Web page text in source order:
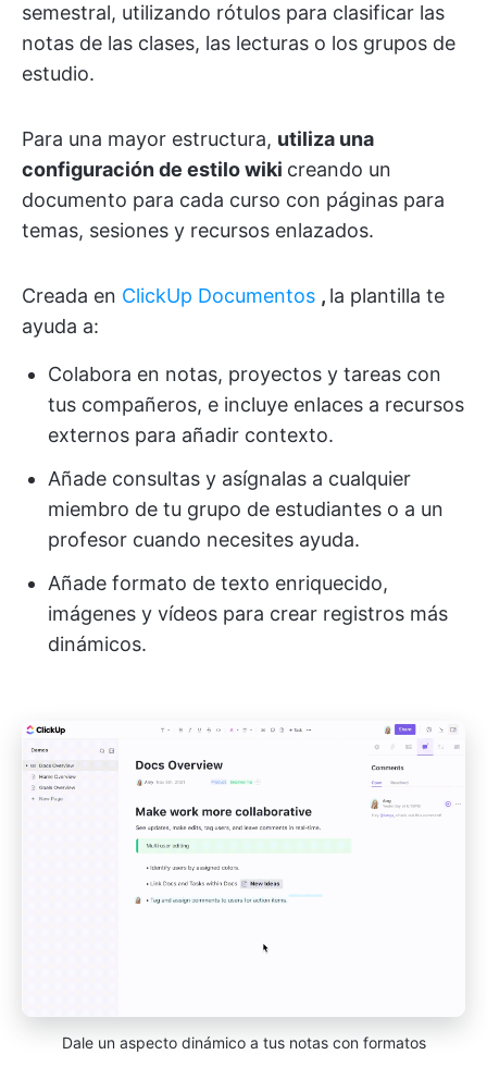
semestral, utilizando rótulos para clasificar las
notas de las clases, las lecturas o los grupos de
estudio.
Para una mayor estructura, utiliza una
configuración de estilo wiki creando un
documento para cada curso con páginas para
temas, sesiones y recursos enlazados.
Creada en ClickUp Documentos , la plantilla te
ayuda a:
Colabora en notas, proyectos y tareas con
tus compañeros, e incluye enlaces a recursos
externos para añadir contexto.
Añade consultas y asígnalas a cualquier
miembro de tu grupo de estudiantes o a un
profesor cuando necesites ayuda.
Añade formato de texto enriquecido,
imágenes y vídeos para crear registros más
dinámicos.
Dale un aspecto dinámico a tus notas con formatos